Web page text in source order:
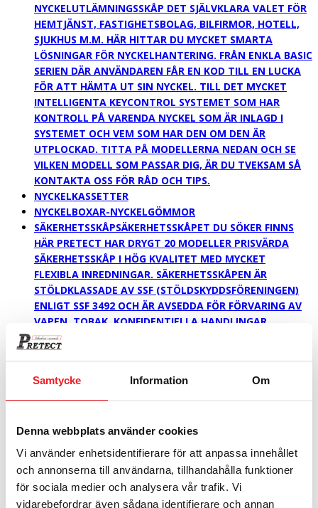
Samtycke Information Om
Denna webbplats använder cookies
Vi använder enhetsidentifierare för att anpassa innehållet
och annonserna till användarna, tillhandahålla funktioner
för sociala medier och analysera vår trafik. Vi
vidarebefordrar även sådana identifierare och annan
NYCKELUTLÄMNINGSSKÅP DET SJÄLVKLARA VALET FÖR
HEMTJÄNST, FASTIGHETSBOLAG, BILFIRMOR, HOTELL,
SJUKHUS M.M. HÄR HITTAR DU MYCKET SMARTA
LÖSNINGAR FÖR NYCKELHANTERING. FRÅN ENKLA BASIC
SERIEN DÄR ANVÄNDAREN FÅR EN KOD TILL EN LUCKA
FÖR ATT HÄMTA UT SIN NYCKEL. TILL DET MYCKET
INTELLIGENTA KEYCONTROL SYSTEMET SOM HAR
KONTROLL PÅ VARENDA NYCKEL SOM ÄR INLAGD I
SYSTEMET OCH VEM SOM HAR DEN OM DEN ÄR
UTPLOCKAD. TITTA PÅ MODELLERNA NEDAN OCH SE
VILKEN MODELL SOM PASSAR DIG, ÄR DU TVEKSAM SÅ
KONTAKTA OSS FÖR RÅD OCH TIPS.
NYCKELKASSETTER
NYCKELBOXAR-NYCKELGÖMMOR
SÄKERHETSSKÅPSÄKERHETSSKÅPET DU SÖKER FINNS
HÄR PRETECT HAR DRYGT 20 MODELLER PRISVÄRDA
SÄKERHETSSKÅP I HÖG KVALITET MED MYCKET
FLEXIBLA INREDNINGAR. SÄKERHETSSKÅPEN ÄR
STÖLDKLASSADE AV SSF (STÖLDSKYDDSFÖRENINGEN)
ENLIGT SSF 3492 OCH ÄR AVSEDDA FÖR FÖRVARING AV
VAPEN, TOBAK, KONFIDENTIELLA HANDLINGAR,
BÄRBARA DATORER, ELEKTRONISK UTRUSTNING ETC.
SÄKERHETSSKÅPEN ÄR BYGGDA I 4 MM STÅLPLÅT MED
DYRKFRITT NYCKELLÅS ALT. GODKÄNT ELEKTRONISKT
KODLÅS. SKÅP SOM VÄGER UNDER 150 KG MÅSTE
DITT SÄKERHETSSKÅP PÅ TILLBEHÖRSLISTAN FINNS
LÅSBARA FACK OCH FACKMODULER,
NYCKELINREDNINGAR FRÅN 13 KROK TILL 880 KROK,
LAPTOPINSATSER, UTDRAGBARA HÄNGMAPPSRAMAR
M.M. MED VÅR EFFELTIVA LAPTOPINSATS KAN MAN FÅ